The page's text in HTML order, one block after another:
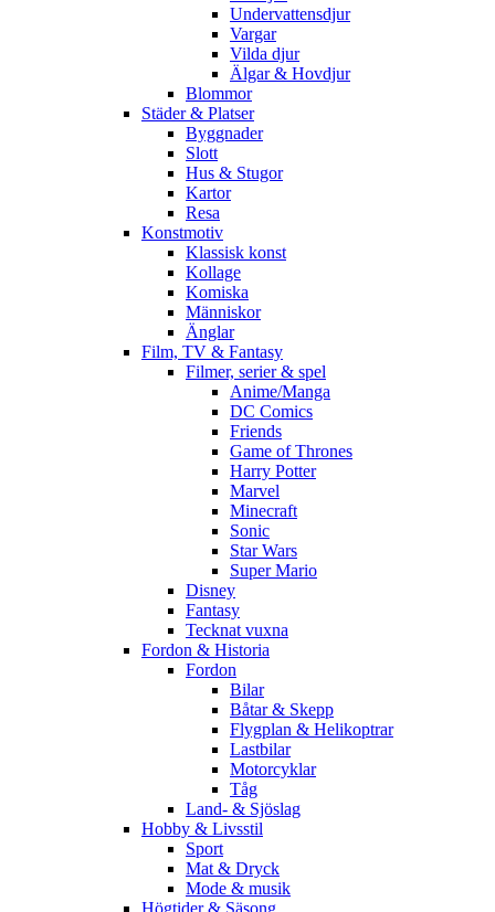
Undervattensdjur
Vargar
Vilda djur
Älgar & Hovdjur
Blommor
Städer & Platser
Byggnader
Slott
Hus & Stugor
Kartor
Resa
Konstmotiv
Klassisk konst
Kollage
Komiska
Människor
Änglar
Film, TV & Fantasy
Filmer, serier & spel
Anime/Manga
DC Comics
Friends
Game of Thrones
Harry Potter
Marvel
Minecraft
Sonic
Star Wars
Super Mario
Disney
Fantasy
Tecknat vuxna
Fordon & Historia
Fordon
Bilar
Båtar & Skepp
Flygplan & Helikoptrar
Lastbilar
Motorcyklar
Tåg
Land- & Sjöslag
Hobby & Livsstil
Sport
Mat & Dryck
Mode & musik